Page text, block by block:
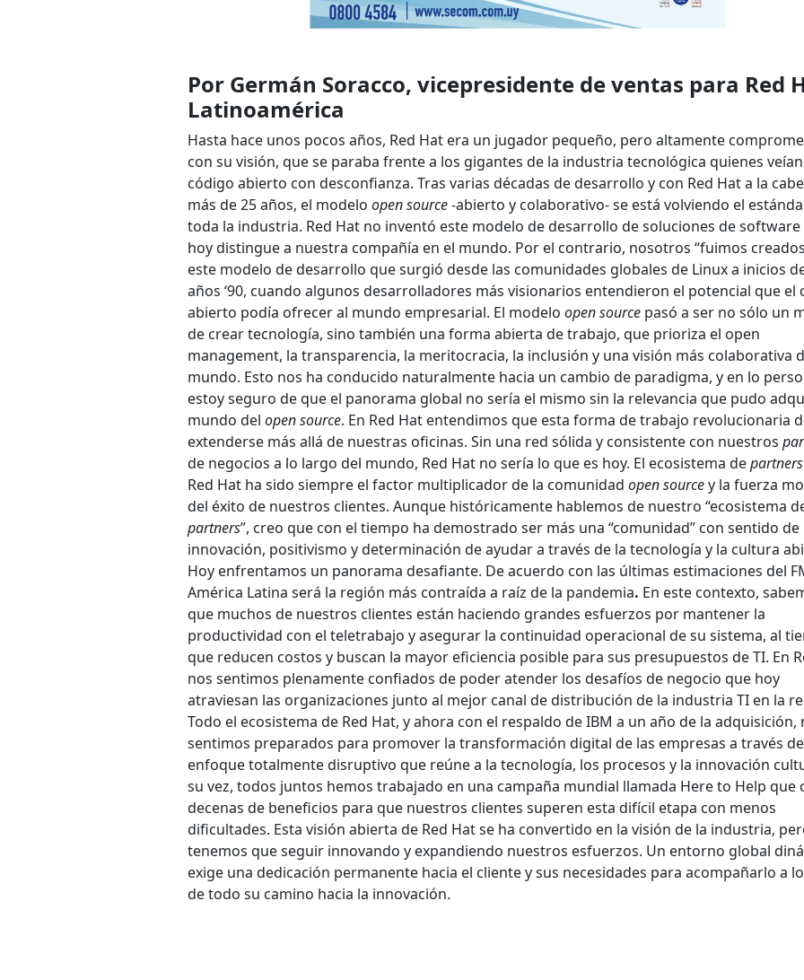
Por Germán Soracco, vicepresidente de ventas para Red
Latinoamérica
Hasta hace unos pocos años, Red Hat era un jugador pequeño, pero altamente
con su visión, que se paraba frente a los gigantes de la industria tecnológica quienes
código abierto con desconfianza. Tras varias décadas de desarrollo y con Red Hat a la
más de 25 años, el modelo open source-abierto y colaborativo- se está volviendo el
toda la industria. Red Hat no inventó este modelo de desarrollo de soluciones de software
hoy distingue a nuestra compañía en el mundo. Por el contrario, nosotros “fuimos
este modelo de desarrollo que surgió desde las comunidades globales de Linux a inicios
años ‘90, cuando algunos desarrolladores más visionarios entendieron el potencial que el
abierto podía ofrecer al mundo empresarial. El modelo open source pasó a ser no sólo un
de crear tecnología, sino también una forma abierta de trabajo, que prioriza el open
management, la transparencia, la meritocracia, la inclusión y una visión más colaborativa
mundo. Esto nos ha conducido naturalmente hacia un cambio de paradigma, y en lo
estoy seguro de que el panorama global no sería el mismo sin la relevancia que pudo
mundo del open source. En Red Hat entendimos que esta forma de trabajo revolucionaria
extenderse más allá de nuestras oficinas. Sin una red sólida y consistente con nuestros
de negocios a lo largo del mundo, Red Hat no sería lo que es hoy. El ecosistema departners
Red Hat ha sido siempre el factor multiplicador de la comunidad open sourcey la fuerza
del éxito de nuestros clientes. Aunque históricamente hablemos de nuestro “ecosistema
partners”, creo que con el tiempo ha demostrado ser más una “comunidad” con sentido de
innovación, positivismo y determinación de ayudar a través de la tecnología y la cultura
Hoy enfrentamos un panorama desafiante. De acuerdo con las últimas estimaciones del
América Latina será la región más contraída a raíz de la pandemia. En este contexto,
que muchos de nuestros clientes están haciendo grandes esfuerzos por mantener la
productividad con el teletrabajo y asegurar la continuidad operacional de su sistema, al
que reducen costos y buscan la mayor eficiencia posible para sus presupuestos de TI. En
nos sentimos plenamente confiados de poder atender los desafíos de negocio que hoy
atraviesan las organizaciones junto al mejor canal de distribución de la industria TI en la
Todo el ecosistema de Red Hat, y ahora con el respaldo de IBM a un año de la adquisición,
sentimos preparados para promover la transformación digital de las empresas a través
enfoque totalmente disruptivo que reúne a la tecnología, los procesos y la innovación
su vez, todos juntos hemos trabajado en una campaña mundial llamada Here to Help que
decenas de beneficios para que nuestros clientes superen esta difícil etapa con menos
dificultades. Esta visión abierta de Red Hat se ha convertido en la visión de la industria,
tenemos que seguir innovando y expandiendo nuestros esfuerzos. Un entorno global
exige una dedicación permanente hacia el cliente y sus necesidades para acompañarlo a
de todo su camino hacia la innovación.